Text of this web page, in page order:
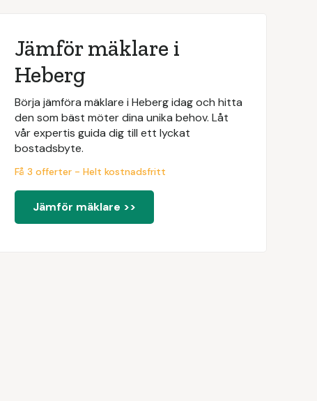
Jämför mäklare i
Heberg
Börja jämföra mäklare i Heberg idag och hitta
den som bäst möter dina unika behov. Låt
vår expertis guida dig till ett lyckat
bostadsbyte.
Få 3 offerter - Helt kostnadsfritt
Jämför mäklare >>